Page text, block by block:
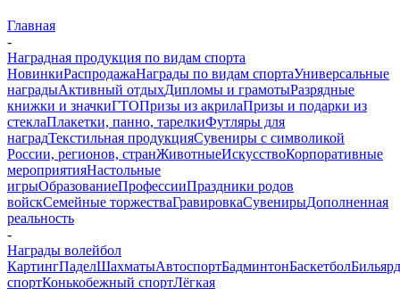
Главная
-
Наградная продукция по видам спорта
НовинкиРаспродажаНаграды по видам спортаУниверсальные
наградыАктивный отдыхДипломы и грамотыРазрядные
книжки и значкиГТОПризы из акрилаПризы и подарки из
стеклаПлакетки, панно, тарелкиФутляры для
наградТекстильная продукцияСувениры с символикой
России, регионов, странЖивотныеИскусствоКорпоративные
мероприятияНастольные
игрыОбразованиеПрофессииПраздники родов
войскСемейные торжестваГравировкаСувенирыДополненная
реальность
-
Награды волейбол
КартингПаделШахматыАвтоспортБадминтонБаскетболБильярд
спортКонькобежный спортЛёгкая